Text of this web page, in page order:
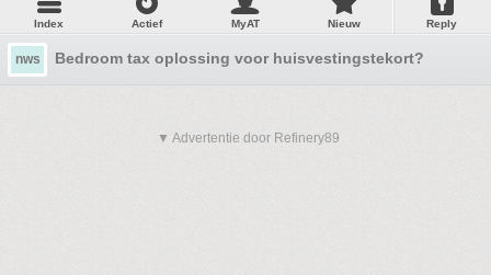
Index Actief MyAT Nieuw Reply
nws Bedroom tax oplossing voor huisvestingstekort?
▼ Advertentie door Refinery89